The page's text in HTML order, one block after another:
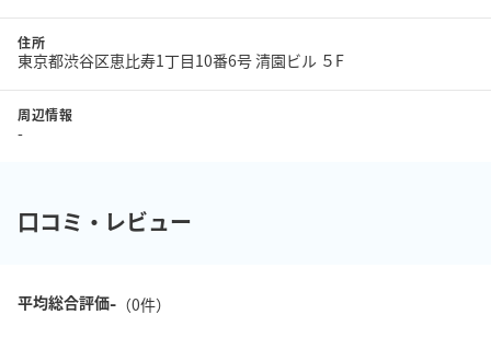
住所
東京都渋谷区恵比寿1丁目10番6号 清園ビル ５F
周辺情報
-
口コミ・レビュー
平均総合評価-（0件）